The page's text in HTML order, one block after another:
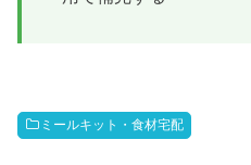
ミールキット・食材宅配